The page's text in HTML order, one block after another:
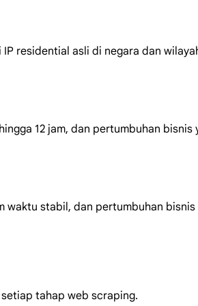
residential asli di negara dan
12 jam, dan pertumbuhan
waktu stabil, dan pertumbuhan
tahap web scraping.